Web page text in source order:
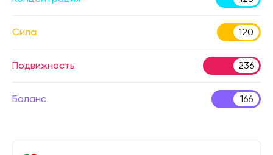
Сила 120
Подвижность 236
Баланс 166